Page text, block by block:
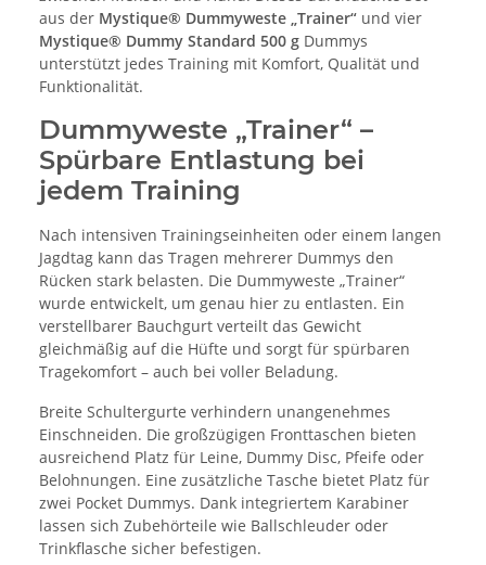
aus der Mystique® Dummyweste „Trainer“ und vier
Mystique® Dummy Standard 500 g Dummys
unterstützt jedes Training mit Komfort, Qualität und
Funktionalität.
Dummyweste „Trainer“ –
Spürbare Entlastung bei
jedem Training
Nach intensiven Trainingseinheiten oder einem langen
Jagdtag kann das Tragen mehrerer Dummys den
Rücken stark belasten. Die Dummyweste „Trainer“
wurde entwickelt, um genau hier zu entlasten. Ein
verstellbarer Bauchgurt verteilt das Gewicht
gleichmäßig auf die Hüfte und sorgt für spürbaren
Tragekomfort – auch bei voller Beladung.
Breite Schultergurte verhindern unangenehmes
Einschneiden. Die großzügigen Fronttaschen bieten
ausreichend Platz für Leine, Dummy Disc, Pfeife oder
Belohnungen. Eine zusätzliche Tasche bietet Platz für
zwei Pocket Dummys. Dank integriertem Karabiner
lassen sich Zubehörteile wie Ballschleuder oder
Trinkflasche sicher befestigen.